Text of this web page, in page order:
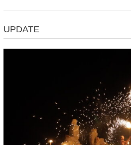
UPDATE